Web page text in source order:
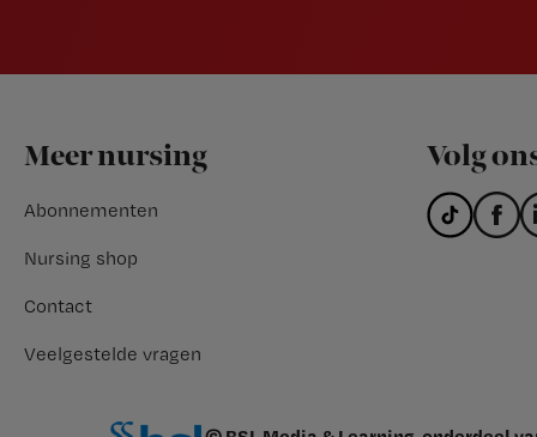
Footer
Meer nursing
Abonnementen
Nursing shop
Contact
Veelgestelde vragen
Volg